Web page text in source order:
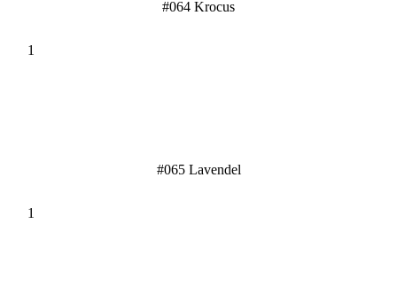
#064 Krocus
#065 Lavendel